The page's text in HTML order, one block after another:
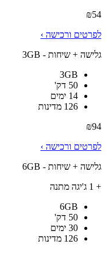
₪54
לפרטים ורכישה ›
גלישה + שיחות - 3GB
3GB
50 דק'
14 ימים
126 מדינות
₪94
לפרטים ורכישה ›
גלישה + שיחות - 6GB
+ 1 ג'יגה מתנה
6GB
50 דק'
30 ימים
126 מדינות